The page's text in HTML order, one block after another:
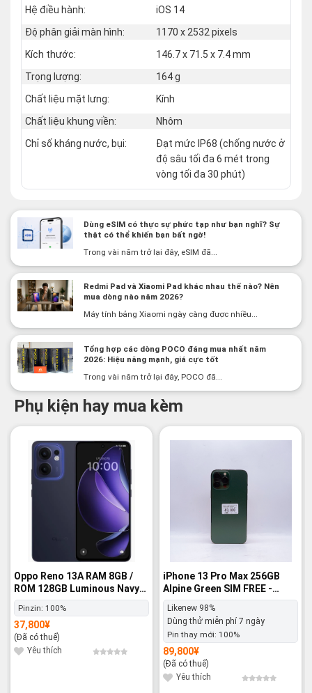
Hệ điều hành:
iOS 14
Độ phân giải màn hình:
1170 x 2532 pixels
Kích thước:
146.7 x 71.5 x 7.4 mm
Trọng lượng:
164 g
Chất liệu mặt lưng:
Kính
Chất liệu khung viền:
Nhôm
Chỉ số kháng nước, bụi:
Đạt mức IP68 (chống nước ở
độ sâu tối đa 6 mét trong
vòng tối đa 30 phút)
Dùng eSIM có thực sự phức tạp như bạn nghĩ? Sự
thật có thể khiến bạn bất ngờ!
Trong vài năm trở lại đây, eSIM đã...
Redmi Pad và Xiaomi Pad khác nhau thế nào? Nên
mua dòng nào năm 2026?
Máy tính bảng Xiaomi ngày càng được nhiều...
Tổng hợp các dòng POCO đáng mua nhất năm
2026: Hiệu năng mạnh, giá cực tốt
Trong vài năm trở lại đây, POCO đã...
Phụ kiện hay mua kèm
Oppo Reno 13A RAM 8GB /
ROM 128GB Luminous Navy
SIM FREE - Nguyên hộp
Pinzin: 100%
37,800¥
(Đã có thuế)
Yêu thích
iPhone 13 Pro Max 256GB
Alpine Green SIM FREE -
Likenew 98%
Likenew 98%
Dùng thử miễn phí 7 ngày
Pin thay mới: 100%
89,800¥
(Đã có thuế)
Yêu thích